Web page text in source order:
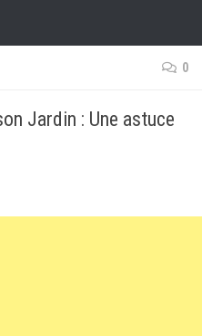
0
Jardin : Une astuce